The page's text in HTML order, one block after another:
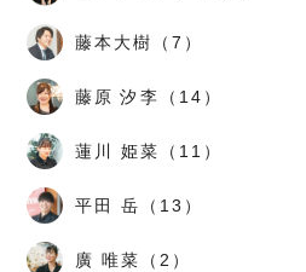
藤本大樹（7）
藤原 汐李（14）
蓮川 姫菜（11）
平田 岳（13）
廣 唯菜（2）